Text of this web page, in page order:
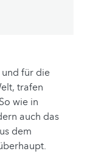
für die
trafen
wie in
auch das
dem